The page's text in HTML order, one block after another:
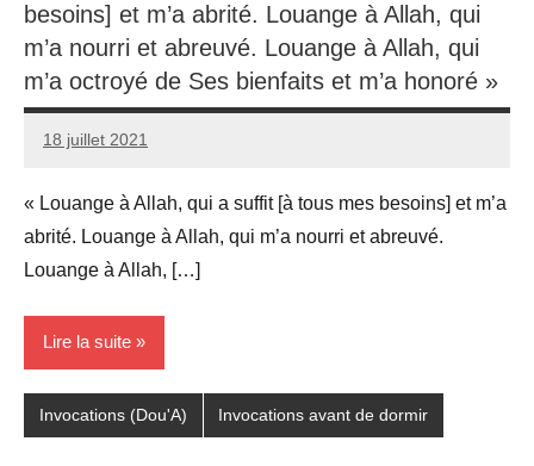
besoins] et m’a abrité. Louange à Allah, qui
m’a nourri et abreuvé. Louange à Allah, qui
m’a octroyé de Ses bienfaits et m’a honoré »
18 juillet 2021
prieres
« Louange à Allah, qui a suffit [à tous mes besoins] et m’a
abrité. Louange à Allah, qui m’a nourri et abreuvé.
Louange à Allah, […]
Lire la suite
Invocations (Dou'A) Invocations avant de dormir